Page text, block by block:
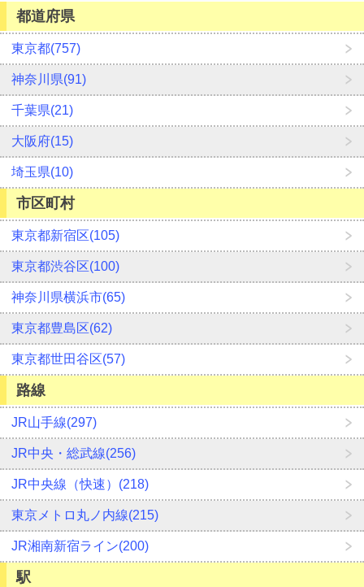
都道府県
東京都(757)
神奈川県(91)
千葉県(21)
大阪府(15)
埼玉県(10)
市区町村
東京都新宿区(105)
東京都渋谷区(100)
神奈川県横浜市(65)
東京都豊島区(62)
東京都世田谷区(57)
路線
JR山手線(297)
JR中央・総武線(256)
JR中央線（快速）(218)
東京メトロ丸ノ内線(215)
JR湘南新宿ライン(200)
駅